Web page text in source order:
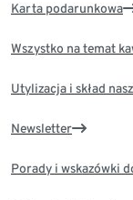
Karta podarunkowa
Wszystko na temat
Utylizacja i skład
Newsletter
Porady i wskazówki